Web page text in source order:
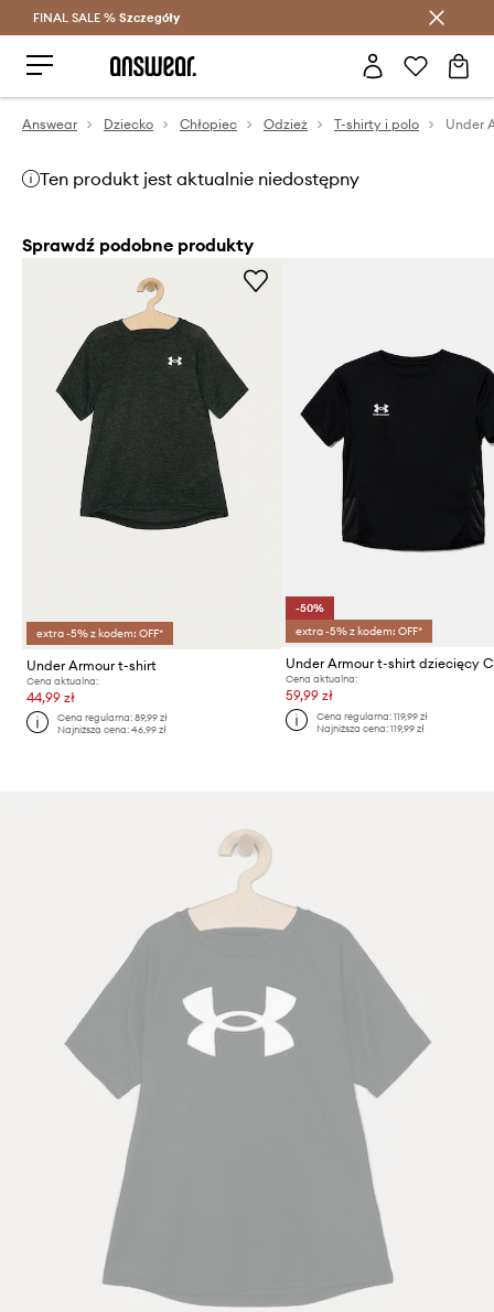
Oszczędzaj z Answear Club >
FINAL SALE % Szczegóły
Answear Dziecko Chłopiec Odzież T-shirty i polo
Ten produkt jest aktualnie niedostępny
Sprawdź podobne produkty
extra -5% z kodem: OFF*
Under Armour t-shirt
Cena aktualna:
44,99 zł
Cena regularna:89,99 zł
Najniższa cena:46,99 zł
-50%
extra -5% z kodem: OFF*
Cena aktualna:
59,99 zł
Cena regularna: 119,99 zł
Najniższa cena: 119,99 zł